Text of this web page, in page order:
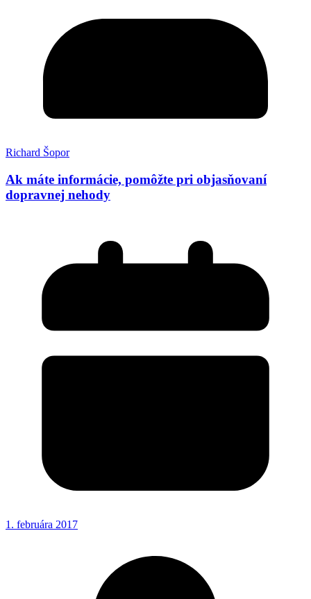
Richard Šopor
Ak máte informácie, pomôžte pri objasňovaní
dopravnej nehody
1. februára 2017